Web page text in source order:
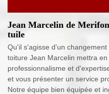
Jean Marcelin de
tuile
Qu'il s'agisse d'un
toiture Jean Marcelin mettra
professionnalisme et
et vous présenter un service
Notre équipe bien équipée et